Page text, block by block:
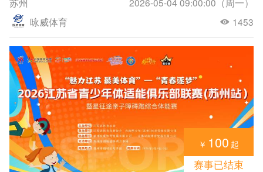
咏威体育
1453
￥ 100 起
赛事已结束